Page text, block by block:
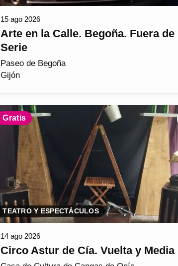
15 ago 2026
Arte en la Calle. Begoña. Fuera de
Serie
Paseo de Begoña
Gijón
Gratis
TEATRO Y ESPECTÁCULOS
14 ago 2026
Circo Astur de Cía. Vuelta y Media